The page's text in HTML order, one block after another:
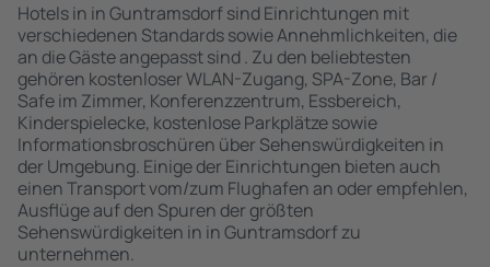
Hotels in in Guntramsdorf sind Einrichtungen mit
verschiedenen Standards sowie Annehmlichkeiten, die
an die Gäste angepasst sind . Zu den beliebtesten
gehören kostenloser WLAN-Zugang, SPA-Zone, Bar /
Safe im Zimmer, Konferenzzentrum, Essbereich,
Kinderspielecke, kostenlose Parkplätze sowie
Informationsbroschüren über Sehenswürdigkeiten in
der Umgebung. Einige der Einrichtungen bieten auch
einen Transport vom/zum Flughafen an oder empfehlen,
Ausflüge auf den Spuren der größten
Sehenswürdigkeiten in in Guntramsdorf zu
unternehmen.